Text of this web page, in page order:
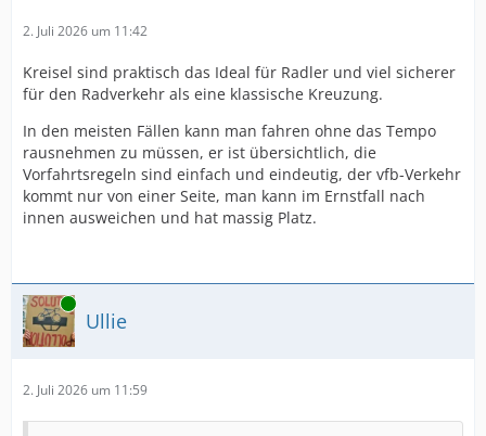
2. Juli 2026 um 11:42
Kreisel sind praktisch das Ideal für Radler und viel sicherer
für den Radverkehr als eine klassische Kreuzung.
In den meisten Fällen kann man fahren ohne das Tempo
rausnehmen zu müssen, er ist übersichtlich, die
Vorfahrtsregeln sind einfach und eindeutig, der vfb-Verkehr
kommt nur von einer Seite, man kann im Ernstfall nach
innen ausweichen und hat massig Platz.
Online
Ullie
2. Juli 2026 um 11:59